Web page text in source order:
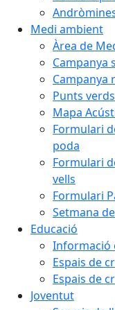
Medi ambient
Àrea de
Campanya
Campanya
Punts verds
Mapa
Formulari
poda
Formulari
vells
Formulari
Setmana
Educació
Informació
Espais de
Espais de
Joventut